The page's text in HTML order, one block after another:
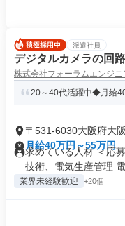
派遣社員
デジタルカメラの回
株式会社フォーラムエンジニ
20～40代活躍中◆月給
〒531-6030大阪府大
月給40万円～55万円
求めている人材 ＜応
技術、電気生産管理 電
業界未経験歓迎 +20個